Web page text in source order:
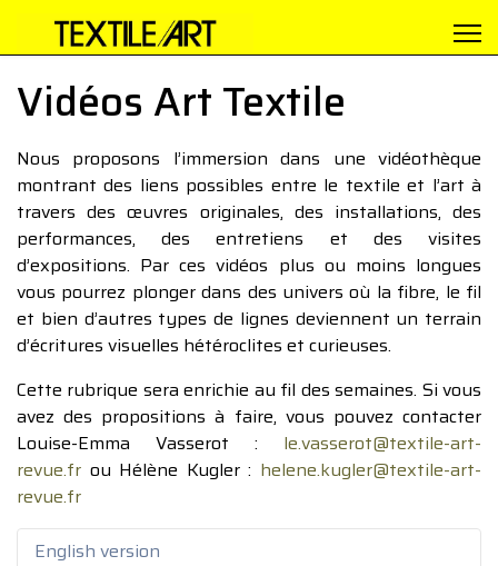
Vidéos Art Textile
Nous proposons l’immersion dans une vidéothèque
montrant des liens possibles entre le textile et l’art à
travers des œuvres originales, des installations, des
performances, des entretiens et des visites
d’expositions. Par ces vidéos plus ou moins longues
vous pourrez plonger dans des univers où la fibre, le fil
et bien d’autres types de lignes deviennent un terrain
d’écritures visuelles hétéroclites et curieuses.
Cette rubrique sera enrichie au fil des semaines. Si vous
avez des propositions à faire, vous pouvez contacter
Louise-Emma Vasserot : le.vasserot@textile-art-
revue.fr ou Hélène Kugler : helene.kugler@textile-art-
revue.fr
English version